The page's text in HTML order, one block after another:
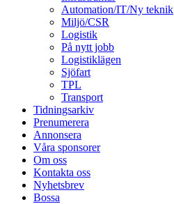
Automation/IT/Ny teknik
Miljö/CSR
Logistik
På nytt jobb
Logistiklägen
Sjöfart
TPL
Transport
Tidningsarkiv
Prenumerera
Annonsera
Våra sponsorer
Om oss
Kontakta oss
Nyhetsbrev
Bossa